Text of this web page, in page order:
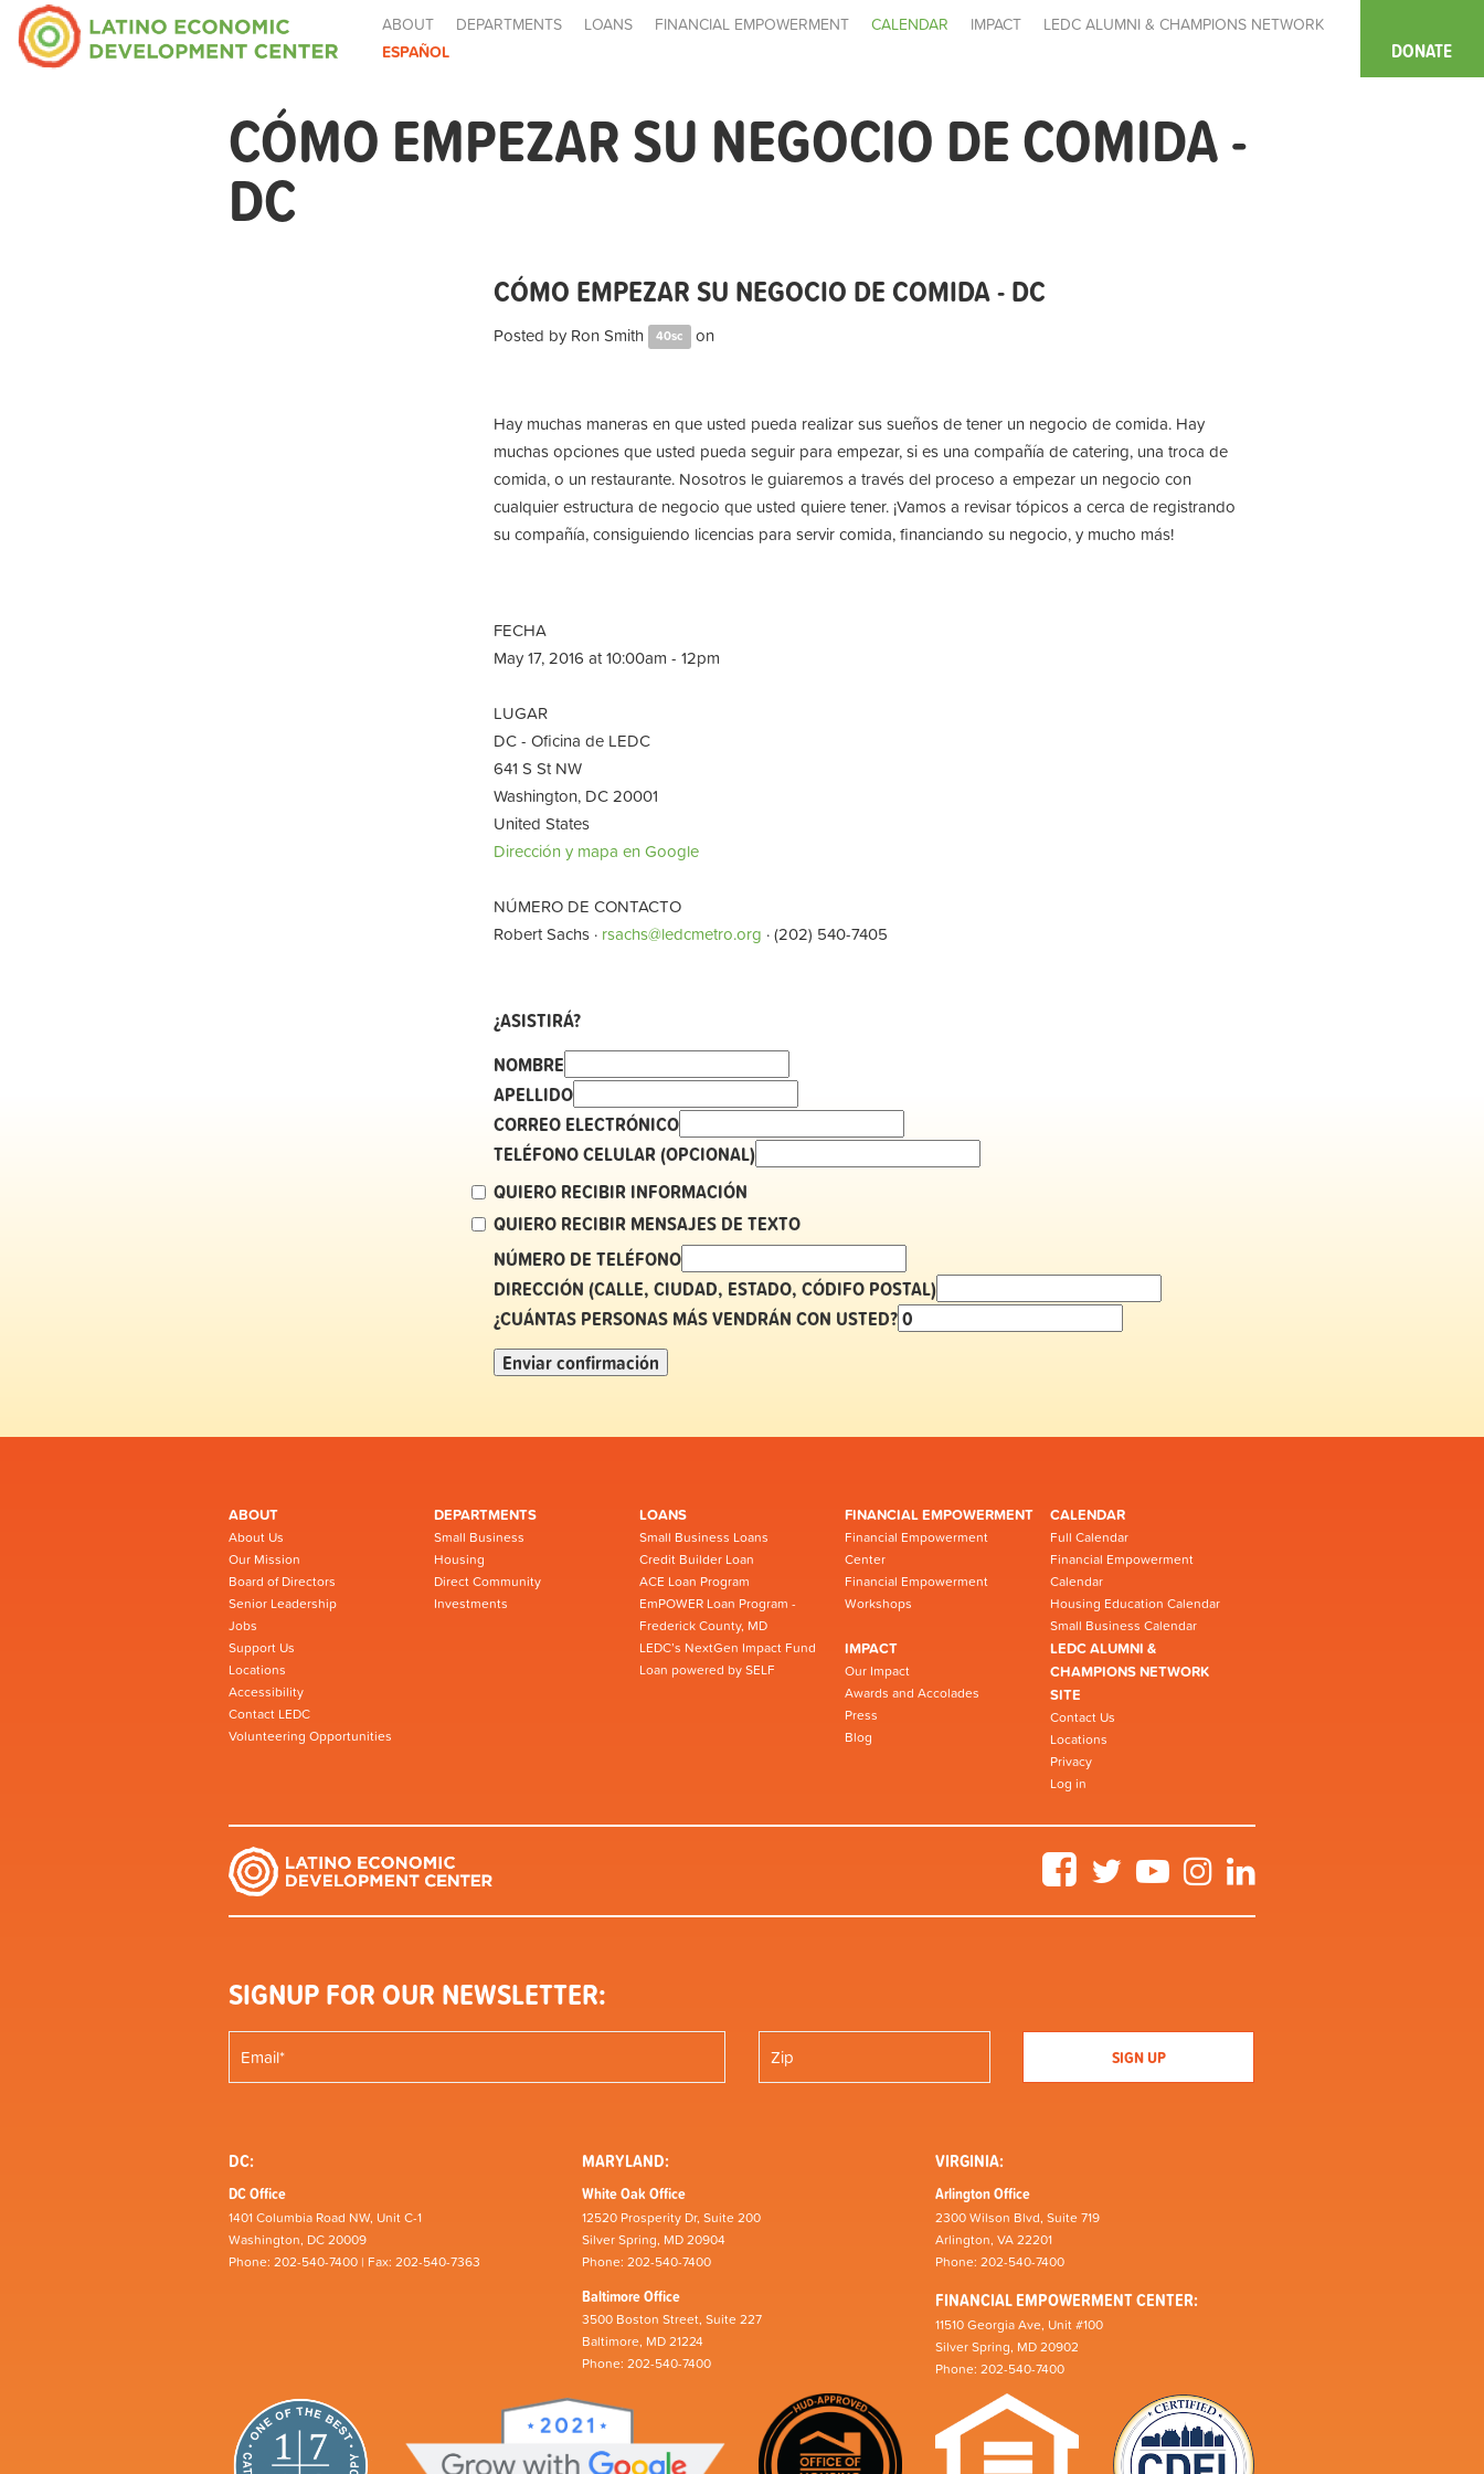
ABOUT DEPARTMENTS LOANS FINANCIAL EMPOWERMENT CALENDAR IMPACT
LEDC ALUMNI & CHAMPIONS NETWORK
ESPAÑOL
DONATE
CÓMO EMPEZAR SU NEGOCIO DE COMIDA -
DC
CÓMO EMPEZAR SU NEGOCIO DE COMIDA - DC
Posted by Ron Smith 40sc on
Hay muchas maneras en que usted pueda realizar sus sueños de tener un negocio de comida. Hay
muchas opciones que usted pueda seguir para empezar, si es una compañía de catering, una troca de
comida, o un restaurante. Nosotros le guiaremos a través del proceso a empezar un negocio con
cualquier estructura de negocio que usted quiere tener. ¡Vamos a revisar tópicos a cerca de registrando
su compañía, consiguiendo licencias para servir comida, financiando su negocio, y mucho más!
FECHA
May 17, 2016 at 10:00am - 12pm
LUGAR
DC - Oficina de LEDC
641 S St NW
Washington, DC 20001
United States
Dirección y mapa en Google
NÚMERO DE CONTACTO
Robert Sachs · rsachs@ledcmetro.org · (202) 540-7405
¿ASISTIRÁ?
NOMBRE
APELLIDO
CORREO ELECTRÓNICO
TELÉFONO CELULAR (OPCIONAL)
QUIERO RECIBIR INFORMACIÓN
QUIERO RECIBIR MENSAJES DE TEXTO
NÚMERO DE TELÉFONO
DIRECCIÓN (CALLE, CIUDAD, ESTADO, CÓDIFO POSTAL)
¿CUÁNTAS PERSONAS MÁS VENDRÁN CON USTED?
ABOUT
About Us
Our Mission
Board of Directors
Senior Leadership
Jobs
Support Us
Locations
Accessibility
Contact LEDC
Volunteering Opportunities
DEPARTMENTS
Small Business
Housing
Direct Community
Investments
LOANS
Small Business Loans
Credit Builder Loan
ACE Loan Program
EmPOWER Loan Program -
Frederick County, MD
LEDC’s NextGen Impact Fund
Loan powered by SELF
FINANCIAL EMPOWERMENT
Financial Empowerment
Center
Financial Empowerment
Workshops
CALENDAR
Full Calendar
Financial Empowerment
Calendar
Housing Education Calendar
Small Business Calendar
IMPACT
Our Impact
Awards and Accolades
Press
Blog
LEDC ALUMNI &
CHAMPIONS NETWORK
SITE
Contact Us
Locations
Privacy
Log in
FacebookTwitter YouTubeInstagram
SIGNUP FOR OUR NEWSLETTER:
DC:
DC Office
1401 Columbia Road NW, Unit C-1
Washington, DC 20009
Phone: 202-540-7400 | Fax: 202-540-7363
MARYLAND:
White Oak Office
12520 Prosperity Dr, Suite 200
Silver Spring, MD 20904
Phone: 202-540-7400
Baltimore Office
3500 Boston Street, Suite 227
Baltimore, MD 21224
Phone: 202-540-7400
VIRGINIA:
Arlington Office
2300 Wilson Blvd, Suite 719
Arlington, VA 22201
Phone: 202-540-7400
FINANCIAL EMPOWERMENT CENTER:
11510 Georgia Ave, Unit #100
Silver Spring, MD 20902
Phone: 202-540-7400